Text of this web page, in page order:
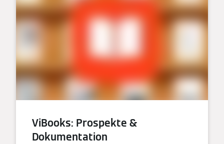
ViBooks: Prospekte &
Dokumentation